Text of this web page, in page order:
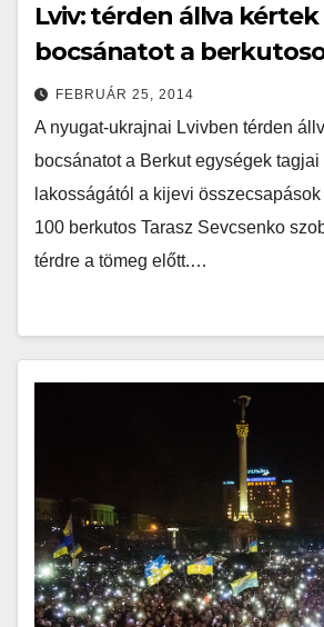
Lviv: térden állva kértek
bocsánatot a
FEBRUÁR 25, 2014
A nyugat-ukrajnai Lvivben térden
bocsánatot a Berkut egységek tagjai
lakosságától a kijevi
100 berkutos Tarasz Sevcsenko
térdre a tömeg előtt.…